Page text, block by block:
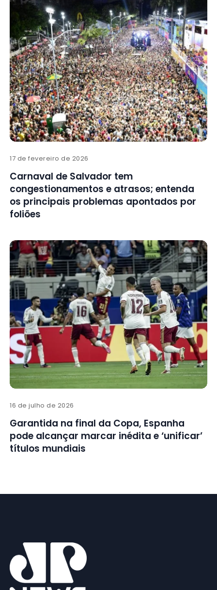
17 de fevereiro de 2026
Carnaval de Salvador tem
congestionamentos e atrasos; entenda
os principais problemas apontados por
foliões
16 de julho de 2026
Garantida na final da Copa, Espanha
pode alcançar marcar inédita e ‘unificar’
títulos mundiais